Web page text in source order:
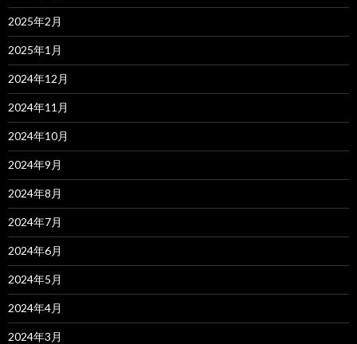
2025年2月
2025年1月
2024年12月
2024年11月
2024年10月
2024年9月
2024年8月
2024年7月
2024年6月
2024年5月
2024年4月
2024年3月